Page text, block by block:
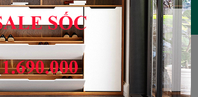
Đăng nhập
- Sức Khỏe
100 Cách Chữa